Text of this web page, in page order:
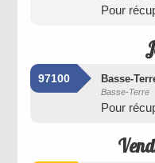
Pour
97100 Basse-
Basse-Terre
Pour